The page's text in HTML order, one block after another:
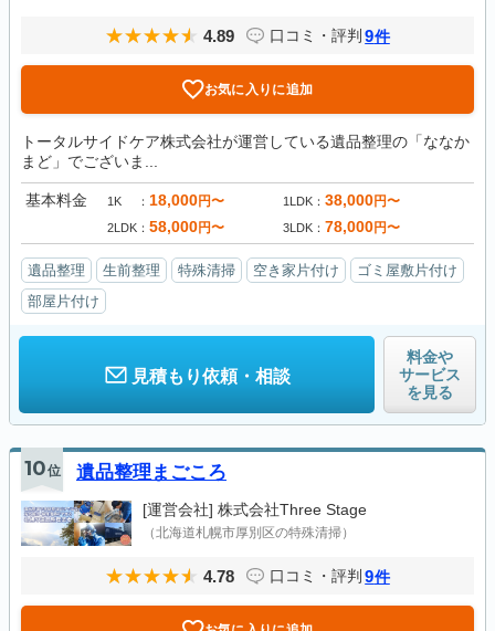
4.89 口コミ・評判 9件
お気に入りに追加
トータルサイドケア株式会社が運営している遺品整理の「ななか
まど」でございま...
基本料金 1K 18,000円〜 1LDK 38,000円〜
2LDK 58,000円〜 3LDK 78,000円〜
遺品整理 生前整理 特殊清掃 空き家片付け
ゴミ屋敷片付け
部屋片付け
見積もり依頼・相談
料金や
サービス
を見る
10位 遺品整理まごころ
[運営会社] 株式会社Three Stage
（北海道札幌市厚別区の特殊清掃）
4.78 口コミ・評判 9件